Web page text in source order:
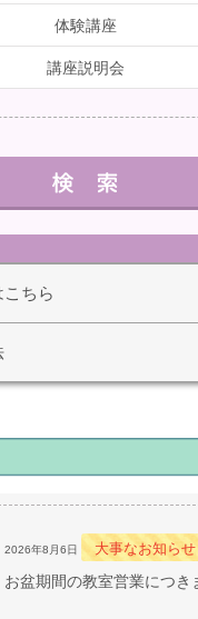
体験講座
講座説明会
ちら
2026年8月6日 大事なお知らせ
お盆期間の教室営業につき